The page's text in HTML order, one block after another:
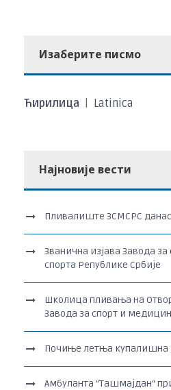
Изаберите писмо
Ћирилица Latinica
Најновије вести
Пливалиште ЗСМСРС
Званична изјава Завода
спорта Републике Србије
Школица пливања на
Завода за спорт и
Почиње летња купалишна
Амбуланта “Ташмајдан“